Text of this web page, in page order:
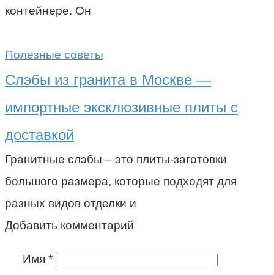
контейнере. Он
Полезные советы
Слэбы из гранита в Москве —
импортные эксклюзивные плиты с
доставкой
Гранитные слэбы – это плиты-заготовки
большого размера, которые подходят для
разных видов отделки и
Добавить комментарий
Имя *